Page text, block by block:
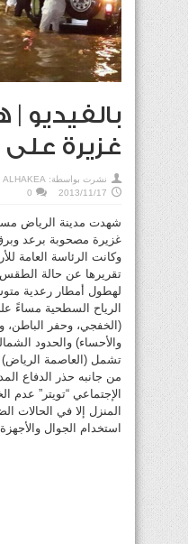
بالفيديو
غزيرة على
نشرت بواسطة: ALHAKEA
2013/11/17
0
شهدت مدينة الرياض
غزيرة مصحوبة برعد
وكانت الرئاسة العامة
تقريرها عن حالة الطقس
لهطول أمطار رعدية
الرياح السطحية مساءً
(الخفجي، وحفر الباطن،
والأحساء) والحدود
تشمل (العاصمة
من جانبه حذر الدفاع
الإجتماعي “تويتر” عدم
المنزل إلا في الحالات
استخدام الجوال والأجهزة